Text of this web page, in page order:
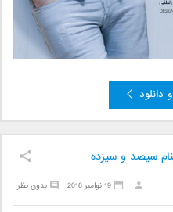
دانلود
سیصد و سیزده
بدون نظر 19 نوامبر 2018